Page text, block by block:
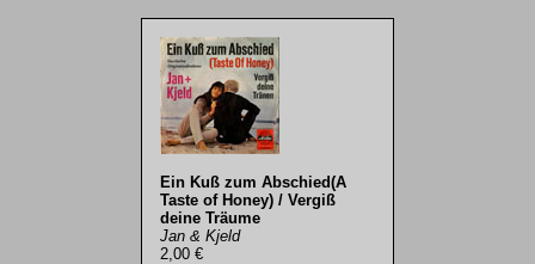
Ein Kuß zum Abschied(A
Taste of Honey) / Vergiß
deine Träume
Jan & Kjeld
2,00 €